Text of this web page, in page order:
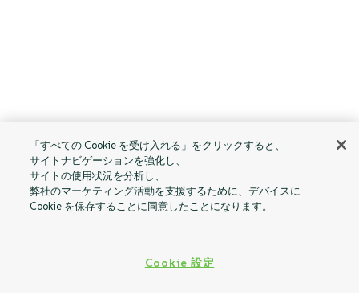
「すべての Cookie を受け入れる」をクリックすると、
サイトナビゲーションを強化し、
サイトの使用状況を分析し、
弊社のマーケティング活動を支援するために、デバイスに
Cookie を保存することに同意したことになります。
Cookie 設定